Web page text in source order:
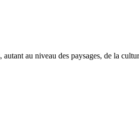
au niveau des paysages, de la